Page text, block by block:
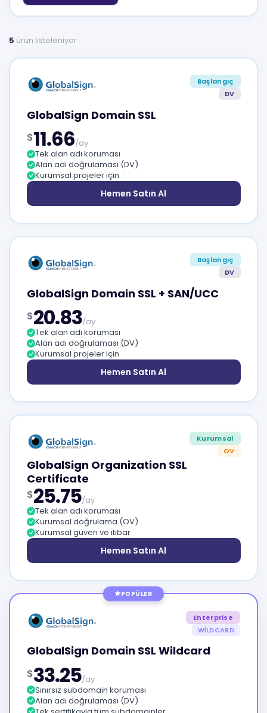
5 ürün listeleniyor
Başlangıç
DV
GlobalSign Domain SSL
$11.66/ay
Tek alan adı koruması
Alan adı doğrulaması (DV)
Kurumsal projeler için
Hemen Satın Al
Başlangıç
DV
GlobalSign Domain SSL + SAN/UCC
$20.83/ay
Tek alan adı koruması
Alan adı doğrulaması (DV)
Kurumsal projeler için
Hemen Satın Al
Kurumsal
OV
GlobalSign Organization SSL
Certificate
$25.75/ay
Tek alan adı koruması
Kurumsal doğrulama (OV)
Kurumsal güven ve itibar
Hemen Satın Al
POPÜLER
Enterprise
WILDCARD
GlobalSign Domain SSL Wildcard
$33.25/ay
Sınırsız subdomain koruması
Alan adı doğrulaması (DV)